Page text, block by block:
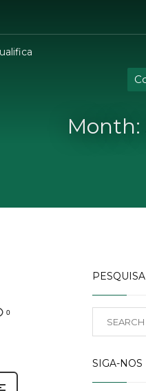
Month:
0
SIGA-